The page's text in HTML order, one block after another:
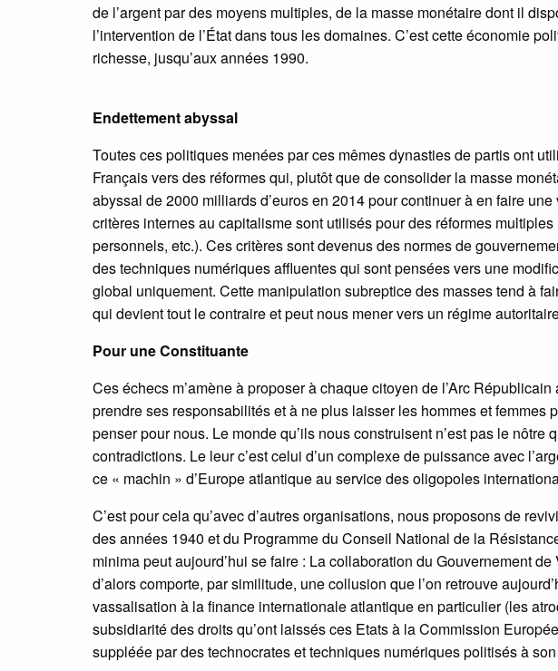
de l’argent par des moyens multiples, de la masse monétaire dont il
l’intervention de l’État dans tous les domaines. C’est cette économie
richesse, jusqu’aux années 1990.
Endettement abyssal
Toutes ces politiques menées par ces mêmes dynasties de partis ont
Français vers des réformes qui, plutôt que de consolider la masse
abyssal de 2000 milliards d’euros en 2014 pour continuer à en faire
critères internes au capitalisme sont utilisés pour des réformes
personnels, etc.). Ces critères sont devenus des normes de
des techniques numériques affluentes qui sont pensées vers une
global uniquement. Cette manipulation subreptice des masses tend à
qui devient tout le contraire et peut nous mener vers un régime
Pour une Constituante
Ces échecs m’amène à proposer à chaque citoyen de l’Arc
prendre ses responsabilités et à ne plus laisser les hommes et femmes
penser pour nous. Le monde qu’ils nous construisent n’est pas le nôtre
contradictions. Le leur c’est celui d’un complexe de puissance avec
ce « machin » d’Europe atlantique au service des oligopoles
C’est pour cela qu’avec d’autres organisations, nous proposons de
des années 1940 et du Programme du Conseil National de la
minima peut aujourd’hui se faire : La collaboration du Gouvernement
d’alors comporte, par similitude, une collusion que l’on retrouve
vassalisation à la finance internationale atlantique en particulier (les
subsidiarité des droits qu’ont laissés ces Etats à la Commission
suppléée par des technocrates et techniques numériques politisés à